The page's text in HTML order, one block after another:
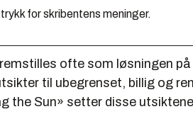
for skribentens meninger.
ofte som løsningen på
til ubegrenset, billig og
the Sun» setter disse